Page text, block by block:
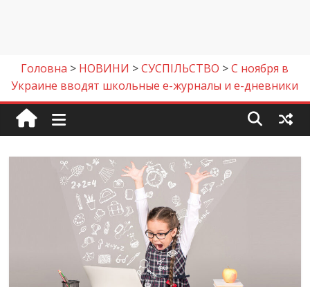
Головна > НОВИНИ >СУСПІЛЬСТВО >C ноября в
Украине вводят школьные е-журналы и е-дневники